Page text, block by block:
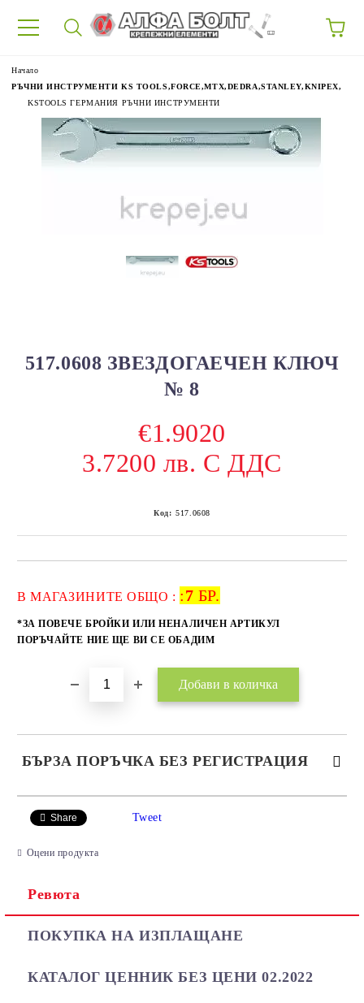
Начало
РЪЧНИ ИНСТРУМЕНТИ KS TOOLS,FORCE,MTX,DEDRA,STANLEY,KNIPEX,
KSTOOLS ГЕРМАНИЯ РЪЧНИ ИНСТРУМЕНТИ
517.0608 ЗВЕЗДОГАЕЧЕН КЛЮЧ
№ 8
€1.9020
3.7200 лв. С ДДС
Код: 517.0608
В МАГАЗИНИТЕ ОБЩО : :7 БР.
*ЗА ПОВЕЧЕ БРОЙКИ ИЛИ НЕНАЛИЧЕН АРТИКУЛ
ПОРЪЧАЙТЕ НИЕ ЩЕ ВИ СЕ ОБАДИМ
БЪРЗА ПОРЪЧКА БЕЗ РЕГИСТРАЦИЯ
Ние ще се свържем с вас в рамките на работния ден.
Share Tweet
Оцени продукта
Ревюта
ПОКУПКА НА ИЗПЛАЩАНЕ
КАТАЛОГ ЦЕННИК БЕЗ ЦЕНИ 02.2022